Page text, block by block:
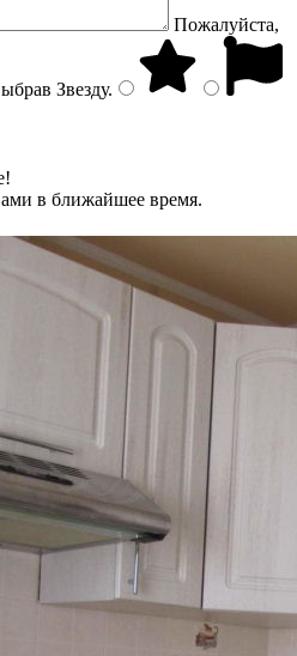
Пожалуйста,
Звезду.
в ближайшее время.